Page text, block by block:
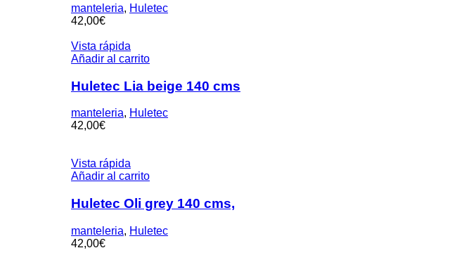
manteleria, Huletec
42,00€
Vista rápida
Añadir al carrito
Huletec Lia beige 140 cms
manteleria, Huletec
42,00€
Vista rápida
Añadir al carrito
Huletec Oli grey 140 cms,
manteleria, Huletec
42,00€